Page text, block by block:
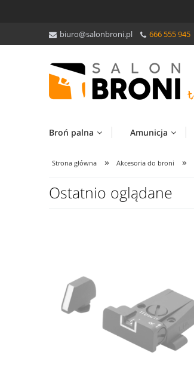
biuro@salonbroni.pl 666 555 945
Broń palna Amunicja
Strona główna » Akcesoria do broni »
Ostatnio oglądane